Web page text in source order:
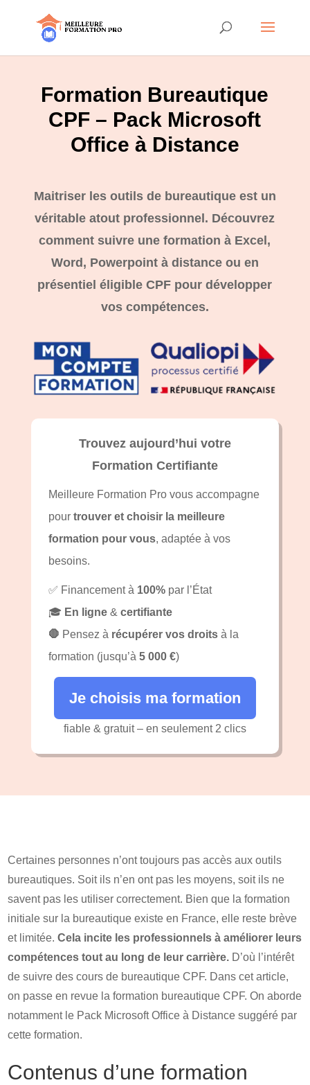
Formation Bureautique
CPF – Pack Microsoft
Office à Distance
Maitriser les outils de bureautique est un
véritable atout professionnel. Découvrez
comment suivre une formation à Excel,
Word, Powerpoint à distance ou en
présentiel éligible CPF pour développer
vos compétences.
Trouvez aujourd’hui votre
Formation Certifiante
Meilleure Formation Pro vous accompagne
pour trouver et choisir la meilleure
formation pour vous, adaptée à vos
besoins.
✅ Financement à 100%par l’État
🎓 En ligne& certifiante
🛑 Pensez à récupérer vos droitsà la
formation (jusqu’à 5 000 €)
Je choisis ma formation
fiable & gratuit – en seulement 2 clics
Certaines personnes n’ont toujours pas accès aux outils
bureautiques. Soit ils n’en ont pas les moyens, soit ils ne
savent pas les utiliser correctement. Bien que la formation
initiale sur la bureautique existe en France, elle reste brève
et limitée.Cela incite les professionnels à améliorer leurs
compétences tout au long de leur carrière. D’où l’intérêt
de suivre des cours de bureautique CPF. Dans cet article,
on passe en revue la formation bureautique CPF. On aborde
notamment le Pack Microsoft Office à Distance suggéré par
cette formation.
Contenus d’une formation